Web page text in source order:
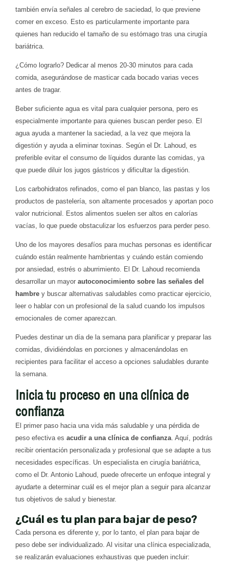
también envía señales al cerebro de saciedad, lo que previene
comer en exceso. Esto es particularmente importante para
quienes han reducido el tamaño de su estómago tras una cirugía
bariátrica.
¿Cómo lograrlo? Dedicar al menos 20-30 minutos para cada
comida, asegurándose de masticar cada bocado varias veces
antes de tragar.
Beber suficiente agua es vital para cualquier persona, pero es
especialmente importante para quienes buscan perder peso. El
agua ayuda a mantener la saciedad, a la vez que mejora la
digestión y ayuda a eliminar toxinas. Según el Dr. Lahoud, es
preferible evitar el consumo de líquidos durante las comidas, ya
que puede diluir los jugos gástricos y dificultar la digestión.
Los carbohidratos refinados, como el pan blanco, las pastas y los
productos de pastelería, son altamente procesados y aportan poco
valor nutricional. Estos alimentos suelen ser altos en calorías
vacías, lo que puede obstaculizar los esfuerzos para perder peso.
Uno de los mayores desafíos para muchas personas es identificar
cuándo están realmente hambrientas y cuándo están comiendo
por ansiedad, estrés o aburrimiento. El Dr. Lahoud recomienda
desarrollar un mayor autoconocimiento sobre las señales del
hambre y buscar alternativas saludables como practicar ejercicio,
leer o hablar con un profesional de la salud cuando los impulsos
emocionales de comer aparezcan.
Puedes destinar un día de la semana para planificar y preparar las
comidas, dividiéndolas en porciones y almacenándolas en
recipientes para facilitar el acceso a opciones saludables durante
la semana.
Inicia tu proceso en una clínica de
confianza
El primer paso hacia una vida más saludable y una pérdida de
peso efectiva es acudir a una clínica de confianza . Aquí, podrás
recibir orientación personalizada y profesional que se adapte a tus
necesidades específicas. Un especialista en cirugía bariátrica,
como el Dr. Antonio Lahoud, puede ofrecerte un enfoque integral y
ayudarte a determinar cuál es el mejor plan a seguir para alcanzar
tus objetivos de salud y bienestar.
¿Cuál es tu plan para bajar de peso?
Cada persona es diferente y, por lo tanto, el plan para bajar de
peso debe ser individualizado. Al visitar una clínica especializada,
se realizarán evaluaciones exhaustivas que pueden incluir: